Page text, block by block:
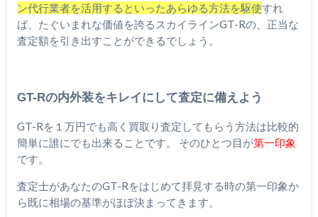
ン代行業者を活用するといったあらゆる方法を駆使すれ
ば、たぐいまれな価値を誇るスカイラインGT-Rの、正当な
査定額を引き出すことができるでしょう。
GT-Rの内外装をキレイにして査定に備えよう
GT-Rを１万円でも高く買取り査定してもらう方法は比較的
簡単に誰にでも出来ることです。 そのひとつ目が第一印象
です。
査定士があなたのGT-Rをはじめて拝見する時の第一印象か
ら既に相場の基準がほぼ決まってきます。